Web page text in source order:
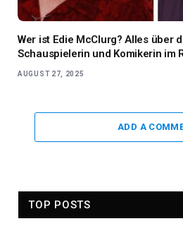
Wer ist Edie McClurg? Alles über
Schauspielerin und Komikerin im
AUGUST 27, 2025
ADD A
TOP POSTS